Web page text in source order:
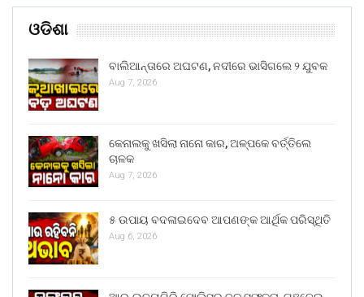
ଓଡିଶା
ବାଲିଆନ୍ତାରେ ଅଘଟଣ, ନଦୀରେ ଭାସିଗଲେ ୨ ଯୁବକ
Aug 7, 2026
କେନାଲକୁ ଖସିଲା ନାନୋ କାର, ଅଳ୍ପକେ ବର୍ତ୍ତିଲେ
ଚାଳକ
Aug 7, 2026
୫ ଉପାୟ ବଦଳାଇଦେବ ଆପଣଙ୍କ ଆର୍ଥିକ ପରିସ୍ଥିତି
Aug 6, 2026